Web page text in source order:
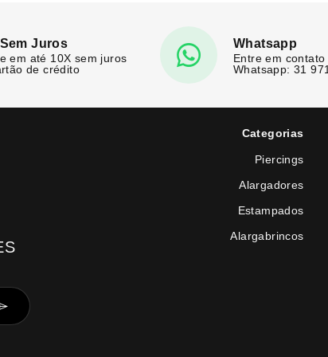
Juros
em até 10X sem juros
de crédito
Whatsapp
Entre em contato
Whatsapp: 31
Categorias
Piercings
Alargadores
Estampados
Alargabrincos